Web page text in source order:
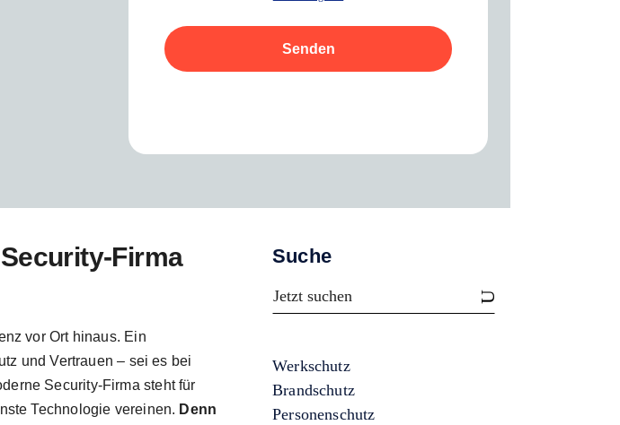
Senden
Firma
vor Ort hinaus. Ein
und Vertrauen – sei es bei
Security-Firma steht für
Technologie vereinen. Denn
Suche
Werkschutz
Brandschutz
Personenschutz